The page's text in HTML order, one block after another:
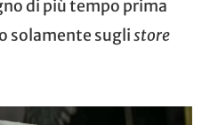
di più tempo prima
solamente suglistore